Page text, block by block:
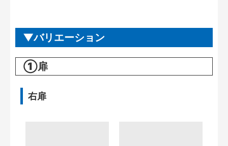
バリエーション
①扉
右扉